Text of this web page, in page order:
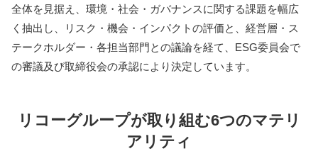
全体を見据え、環境・社会・ガバナンスに関する課題を幅広
く抽出し、リスク・機会・インパクトの評価と、経営層・ス
テークホルダー・各担当部門との議論を経て、ESG委員会で
の審議及び取締役会の承認により決定しています。
リコーグループが取り組む6つのマテリ
アリティ